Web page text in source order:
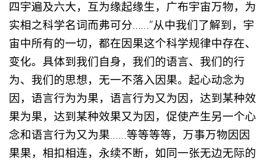
四宇遍及六大，互为缘起缘生，广布宇宙万物，为
实相之科学名词而弗可分……”从中我们了解到，宇
宙中所有的一切，都在因果这个科学规律中存在、
变化。具体到我们自身，我们的语言、我们的行
为、我们的思想，无一不落入因果。起心动念为
因，语言行为为果，语言行为又为因，达到某种效
果为果，达到某种效果又为因，促使产生另一个心
念和语言行为又为果……等等等等，万事万物因因
果果，相扣相连，永续不断，如同一张无边无际的